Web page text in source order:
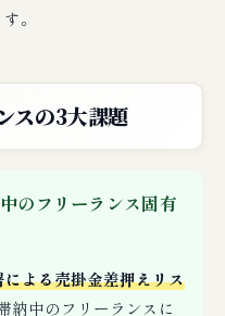
。
スの3大課題
のフリーランス固有
よる売掛金差押えリス
中のフリーランスに